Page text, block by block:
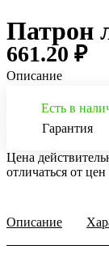
Патрон
661.20 ₽
Описание
Есть в
Гарантия
Цена
отличаться от
Описание